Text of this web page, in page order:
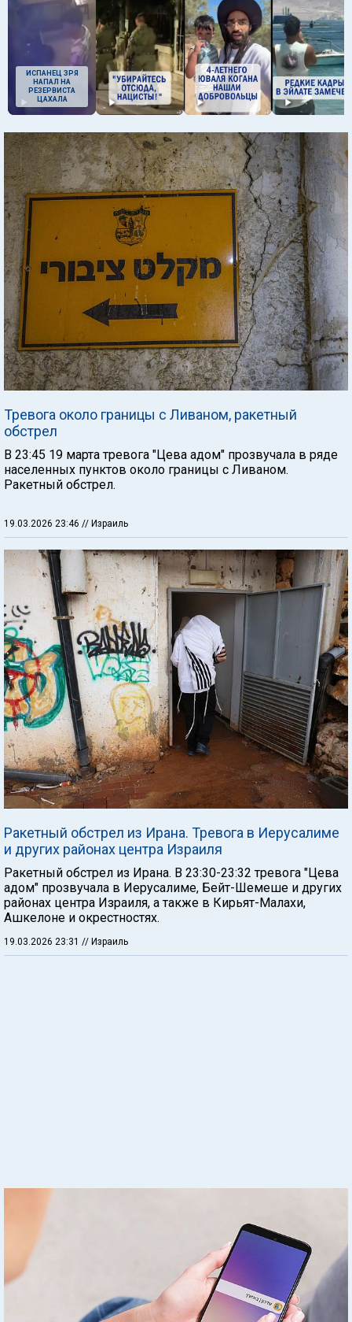
ИСПАНЕЦ ЗРЯ
НАПАЛ НА
РЕЗЕРВИСТА
ЦАХАЛА
Тревога около границы с Ливаном, ракетный
обстрел
В 23:45 19 марта тревога "Цева адом" прозвучала в ряде
населенных пунктов около границы с Ливаном.
Ракетный обстрел.
19.03.2026 23:46 // Израиль
Ракетный обстрел из Ирана. Тревога в Иерусалиме
и других районах центра Израиля
Ракетный обстрел из Ирана. В 23:30-23:32 тревога "Цева
адом" прозвучала в Иерусалиме, Бейт-Шемеше и других
районах центра Израиля, а также в Кирьят-Малахи,
Ашкелоне и окрестностях.
19.03.2026 23:31 // Израиль